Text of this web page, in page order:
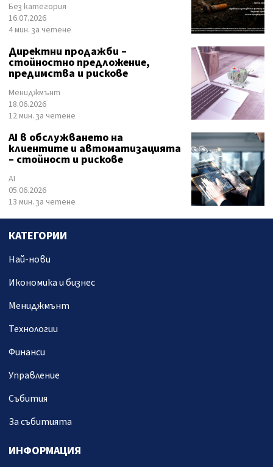
Без категория
16.07.2026
4 мин. за четене
Директни продажби –
стойностно предложение,
предимства и рискове
Мениджмънт
18.06.2026
12 мин. за четене
AI в обслужването на
клиентите и автоматизацията
– стойност и рискове
AI
05.06.2026
13 мин. за четене
КАТЕГОРИИ
Най-нови
Икономика и бизнес
Мениджмънт
Технологии
Финанси
Управление
Събития
За събитията
ИНФОРМАЦИЯ